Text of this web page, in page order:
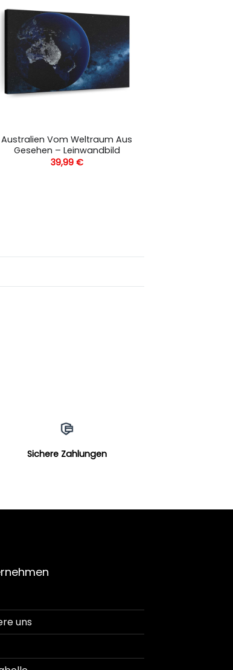
Australien Vom Weltraum Aus
Gesehen – Leinwandbild
39,99 €
Sichere Zahlungen
uns